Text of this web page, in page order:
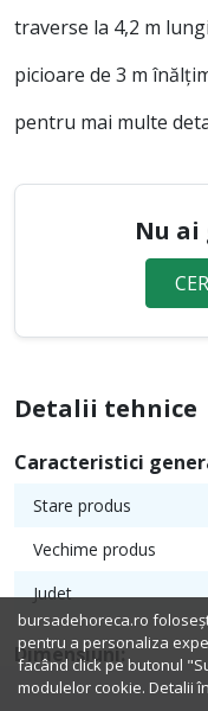
traverse la 4,2 m
picioare de 3 m
pentru mai multe
Nu ai
Detalii tehnice
Caracteristici
Stare produs
Vechime produs
Judet
Dimensiuni:
bursadehoreca.ro
pentru a personaliza
facând click pe butonul
modulelor cookie. Detalii în